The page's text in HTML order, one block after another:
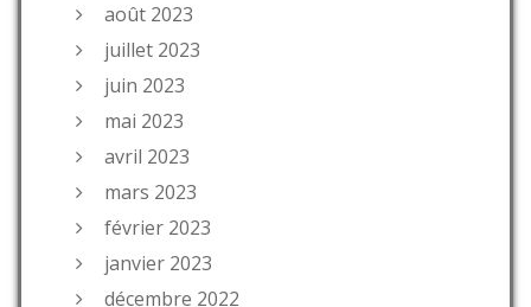
août 2023
juillet 2023
juin 2023
mai 2023
avril 2023
mars 2023
février 2023
janvier 2023
décembre 2022